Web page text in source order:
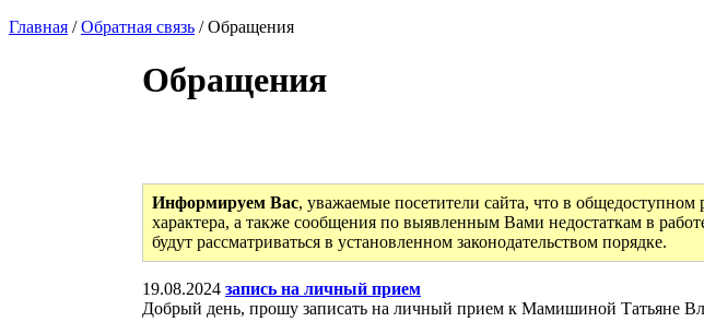
Главная /Обратная связь / Обращения
Обращения
Информируем Вас, уважаемые посетители сайта, что в общедоступном
характера, а также сообщения по выявленным Вами недостаткам в
будут рассматриваться в установленном законодательством порядке.
19.08.2024 запись на личный прием
Добрый день, прошу записать на личный прием к Мамишиной Татьяне